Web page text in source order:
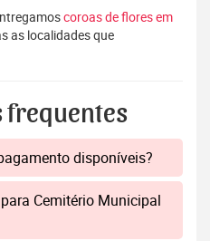
coroas de flores em
as localidades que
frequentes
disponíveis?
Cemitério Municipal